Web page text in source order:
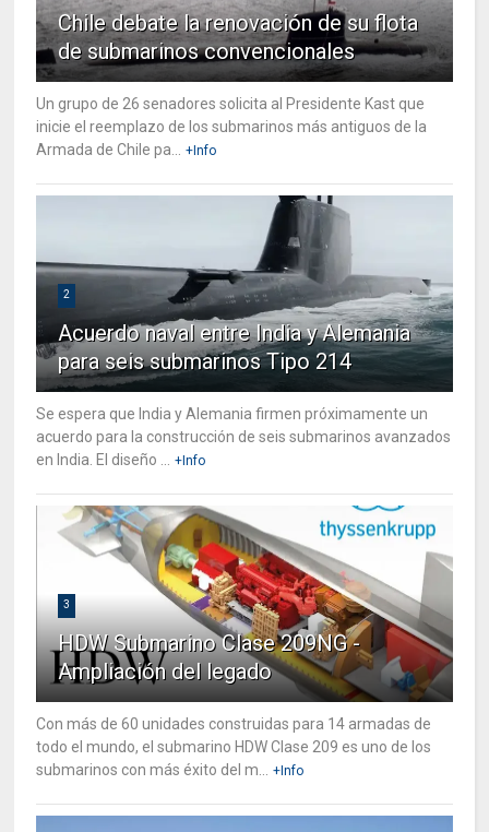
Chile debate la renovación de su flota
de submarinos convencionales
Un grupo de 26 senadores solicita al Presidente Kast que
inicie el reemplazo de los submarinos más antiguos de la
Armada de Chile pa...
+Info
2
Acuerdo naval entre India y Alemania
para seis submarinos Tipo 214
Se espera que India y Alemania firmen próximamente un
acuerdo para la construcción de seis submarinos avanzados
en India. El diseño ...
+Info
3
HDW Submarino Clase 209NG -
Ampliación del legado
Con más de 60 unidades construidas para 14 armadas de
todo el mundo, el submarino HDW Clase 209 es uno de los
submarinos con más éxito del m...
+Info